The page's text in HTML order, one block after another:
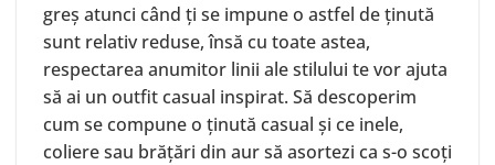
greș atunci când ți se impune o astfel de ținută
sunt relativ reduse, însă cu toate astea,
respectarea anumitor linii ale stilului te vor ajuta
să ai un outfit casual inspirat. Să descoperim
cum se compune o ținută casual și ce inele,
colieresau brățări din aur să asortezi ca s-o scoți